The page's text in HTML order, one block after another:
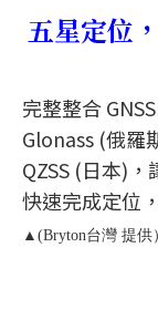
五星定位
完整整合
Glonass (俄羅
QZSS (日本)
快速完成定位
▲(Bryton台灣 提供